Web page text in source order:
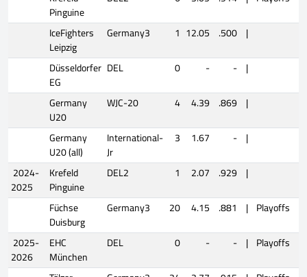
Pinguine
IceFighters
Leipzig
Germany3 1 12.05 .500 |
Düsseldorfer
EG
DEL 0 - - |
Germany
U20
WJC-20 4 4.39 .869 |
Germany
U20 (all)
International-
Jr
3 1.67 - |
2024-
2025
Krefeld
Pinguine
DEL2 1 2.07 .929 |
Füchse
Duisburg
Germany3 20 4.15 .881 | Playoffs
2025-
2026
EHC
München
DEL 0 - - | Playoffs